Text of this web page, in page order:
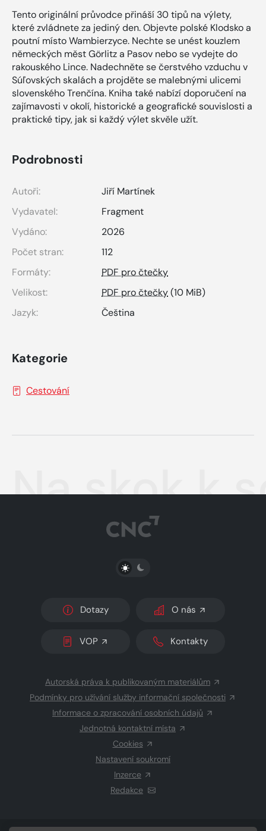
Tento originální průvodce přináší 30 tipů na výlety,
které zvládnete za jediný den. Objevte polské Klodsko a
poutní místo Wambierzyce. Nechte se unést kouzlem
německých měst Görlitz a Pasov nebo se vydejte do
rakouského Lince. Nadechněte se čerstvého vzduchu v
Súľovských skalách a projděte se malebnými ulicemi
slovenského Trenčína. Kniha také nabízí doporučení na
zajímavosti v okolí, historické a geografické souvislosti a
praktické tipy, jak si každý výlet skvěle užít.
Podrobnosti
Autoři:
Jiří Martínek
Vydavatel:
Fragment
Vydáno:
2026
Počet stran:
112
Formáty:
PDF pro čtečky
Velikost:
PDF pro čtečky(10 MiB)
Jazyk:
Čeština
Kategorie
Cestování
Na skok k
PŘEPNOUT SVĚTLÝ/TMAVÝ REŽIM
Dotazy O nás
VOP Kontakty
Autorská práva k publikovaným materiálům
Podmínky pro užívání služby informační společnosti
Informace o zpracování osobních údajů
Jednotná kontaktní místa
Cookies
Nastavení soukromí
Inzerce
Redakce